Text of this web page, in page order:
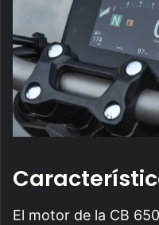
El motor de la CB